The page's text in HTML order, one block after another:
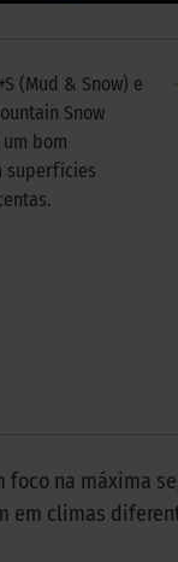
(Mud & Snow) e
Snow
bom
superfícies
na máxima
em climas